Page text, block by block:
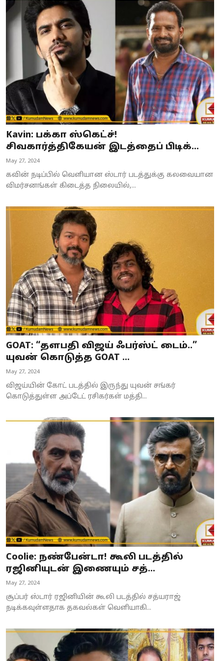
Kavin: பக்கா ஸ்கெட்ச்!
சிவகார்த்திகேயன் இடத்தைப் பிடிக்...
May 27, 2024
கவின் நடிப்பில் வெளியான ஸ்டார் படத்துக்கு கலவையான
விமர்சனங்கள் கிடைத்த நிலையில்,...
GOAT: “தளபதி விஜய் ஃபர்ஸ்ட் டைம்..”
யுவன் கொடுத்த GOAT ...
May 27, 2024
விஜய்யின் கோட் படத்தில் இருந்து யுவன் சங்கர்
கொடுத்துள்ள அப்டேட் ரசிகர்கள் மத்தி...
Coolie: நண்பேன்டா! கூலி படத்தில்
ரஜினியுடன் இணையும் சத்...
May 27, 2024
சூப்பர் ஸ்டார் ரஜினியின் கூலி படத்தில் சத்யராஜ்
நடிக்கவுள்ளதாக தகவல்கள் வெளியாகி...